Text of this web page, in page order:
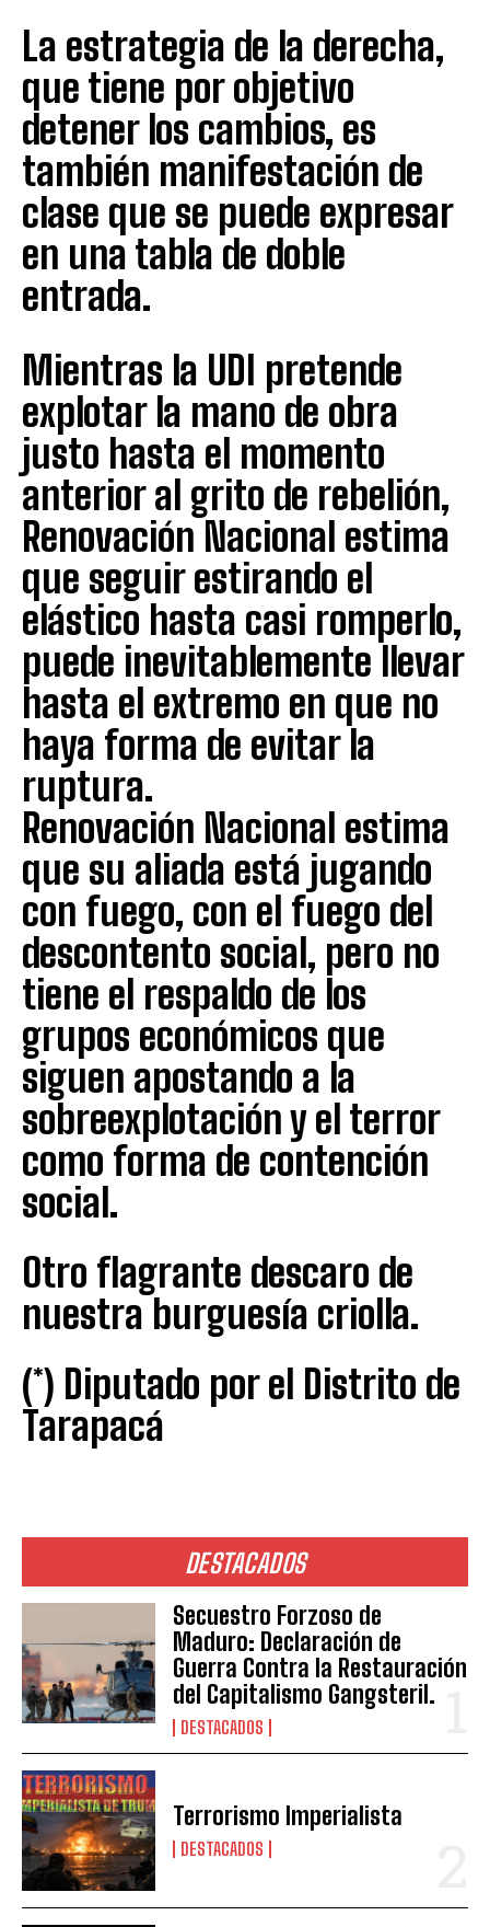
DESTACADOS
Secuestro Forzoso de
Maduro: Declaración de
Guerra Contra la Restauración
del Capitalismo Gangsteril.
DESTACADOS
Terrorismo Imperialista
DESTACADOS
La estrategia de la derecha,
que tiene por objetivo
detener los cambios, es
también manifestación de
clase que se puede expresar
en una tabla de doble
entrada.
Mientras la UDI pretende
explotar la mano de obra
justo hasta el momento
anterior al grito de rebelión,
Renovación Nacional estima
que seguir estirando el
elástico hasta casi romperlo,
puede inevitablemente llevar
hasta el extremo en que no
haya forma de evitar la
ruptura.
Renovación Nacional estima
que su aliada está jugando
con fuego, con el fuego del
descontento social, pero no
tiene el respaldo de los
grupos económicos que
siguen apostando a la
sobreexplotación y el terror
como forma de contención
social.
Otro flagrante descaro de
nuestra burguesía criolla.
(*) Diputado por el Distrito de
Tarapacá